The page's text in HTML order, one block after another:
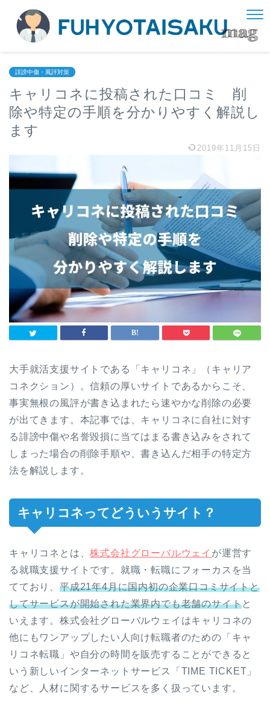
誹謗中傷・風評対策
キャリコネに投稿された口コミ 削
除や特定の手順を分かりやすく解説し
ます
2019年11月15日
大手就活支援サイトである「キャリコネ」（キャリア
コネクション）。信頼の厚いサイトであるからこそ、
事実無根の風評が書き込まれたら速やかな削除の必要
が出てきます。本記事では、キャリコネに自社に対す
る誹謗中傷や名誉毀損に当てはまる書き込みをされて
しまった場合の削除手順や、書き込んだ相手の特定方
法を解説します。
キャリコネってどういうサイト？
キャリコネとは、株式会社グローバルウェイ が運営す
る就職支援サイトです。就職・転職にフォーカスを当
てており、 平成21年4月に国内初の企業口コミサイトと
してサービスが開始された業界内でも老舗のサイトと
いえます。株式会社グローバルウェイはキャリコネの
他にもワンアップしたい人向け転職者のための「キャ
リコネ転職」や自分の時間を販売することができると
いう新しいインターネットサービス「TIME TICKET」
など、人材に関するサービスを多く扱っています。